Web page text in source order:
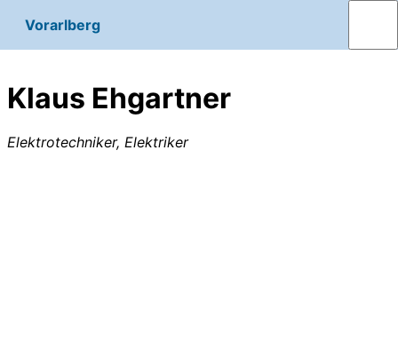
Vorarlberg
Klaus Ehgartner
Elektrotechniker, Elektriker